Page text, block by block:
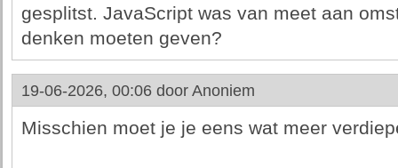
gesplitst. JavaScript was van meet aan
denken moeten geven?
19-06-2026, 00:06 door Anoniem
Misschien moet je je eens wat meer